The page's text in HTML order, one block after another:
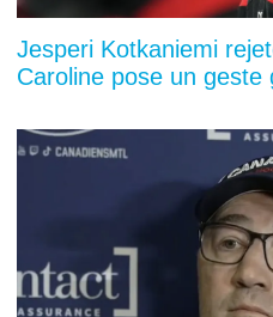
Jesperi Kotkaniemi
Caroline pose un geste